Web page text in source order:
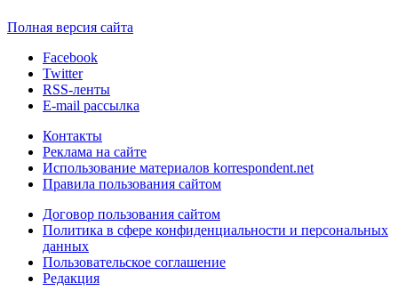
Полная версия сайта
Facebook
Twitter
RSS-ленты
E-mail рассылка
Контакты
Реклама на сайте
Использование материалов korrespondent.net
Правила пользования сайтом
Договор пользования сайтом
Политика в сфере конфиденциальности и персональных
данных
Пользовательское соглашение
Редакция